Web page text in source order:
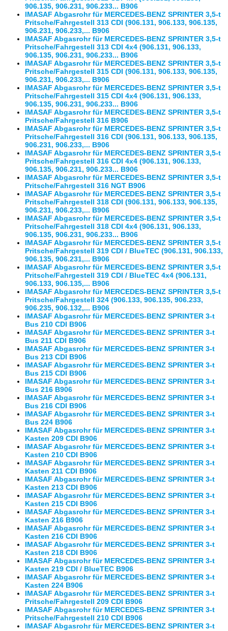
906.135, 906.231, 906.233... B906
IMASAF Abgasrohr für MERCEDES-BENZ SPRINTER 3,5-t
Pritsche/Fahrgestell 313 CDI (906.131, 906.133, 906.135,
906.231, 906.233,... B906
IMASAF Abgasrohr für MERCEDES-BENZ SPRINTER 3,5-t
Pritsche/Fahrgestell 313 CDI 4x4 (906.131, 906.133,
906.135, 906.231, 906.233... B906
IMASAF Abgasrohr für MERCEDES-BENZ SPRINTER 3,5-t
Pritsche/Fahrgestell 315 CDI (906.131, 906.133, 906.135,
906.231, 906.233,... B906
IMASAF Abgasrohr für MERCEDES-BENZ SPRINTER 3,5-t
Pritsche/Fahrgestell 315 CDI 4x4 (906.131, 906.133,
906.135, 906.231, 906.233... B906
IMASAF Abgasrohr für MERCEDES-BENZ SPRINTER 3,5-t
Pritsche/Fahrgestell 316 B906
IMASAF Abgasrohr für MERCEDES-BENZ SPRINTER 3,5-t
Pritsche/Fahrgestell 316 CDI (906.131, 906.133, 906.135,
906.231, 906.233,... B906
IMASAF Abgasrohr für MERCEDES-BENZ SPRINTER 3,5-t
Pritsche/Fahrgestell 316 CDI 4x4 (906.131, 906.133,
906.135, 906.231, 906.233... B906
IMASAF Abgasrohr für MERCEDES-BENZ SPRINTER 3,5-t
Pritsche/Fahrgestell 316 NGT B906
IMASAF Abgasrohr für MERCEDES-BENZ SPRINTER 3,5-t
Pritsche/Fahrgestell 318 CDI (906.131, 906.133, 906.135,
906.231, 906.233,... B906
IMASAF Abgasrohr für MERCEDES-BENZ SPRINTER 3,5-t
Pritsche/Fahrgestell 318 CDI 4x4 (906.131, 906.133,
906.135, 906.231, 906.233... B906
IMASAF Abgasrohr für MERCEDES-BENZ SPRINTER 3,5-t
Pritsche/Fahrgestell 319 CDI / BlueTEC (906.131, 906.133,
906.135, 906.231,... B906
IMASAF Abgasrohr für MERCEDES-BENZ SPRINTER 3,5-t
Pritsche/Fahrgestell 319 CDI / BlueTEC 4x4 (906.131,
906.133, 906.135,... B906
IMASAF Abgasrohr für MERCEDES-BENZ SPRINTER 3,5-t
Pritsche/Fahrgestell 324 (906.133, 906.135, 906.233,
906.235, 906.132,... B906
IMASAF Abgasrohr für MERCEDES-BENZ SPRINTER 3-t
Bus 210 CDI B906
IMASAF Abgasrohr für MERCEDES-BENZ SPRINTER 3-t
Bus 211 CDI B906
IMASAF Abgasrohr für MERCEDES-BENZ SPRINTER 3-t
Bus 213 CDI B906
IMASAF Abgasrohr für MERCEDES-BENZ SPRINTER 3-t
Bus 215 CDI B906
IMASAF Abgasrohr für MERCEDES-BENZ SPRINTER 3-t
Bus 216 B906
IMASAF Abgasrohr für MERCEDES-BENZ SPRINTER 3-t
Bus 216 CDI B906
IMASAF Abgasrohr für MERCEDES-BENZ SPRINTER 3-t
Bus 224 B906
IMASAF Abgasrohr für MERCEDES-BENZ SPRINTER 3-t
Kasten 209 CDI B906
IMASAF Abgasrohr für MERCEDES-BENZ SPRINTER 3-t
Kasten 210 CDI B906
IMASAF Abgasrohr für MERCEDES-BENZ SPRINTER 3-t
Kasten 211 CDI B906
IMASAF Abgasrohr für MERCEDES-BENZ SPRINTER 3-t
Kasten 213 CDI B906
IMASAF Abgasrohr für MERCEDES-BENZ SPRINTER 3-t
Kasten 215 CDI B906
IMASAF Abgasrohr für MERCEDES-BENZ SPRINTER 3-t
Kasten 216 B906
IMASAF Abgasrohr für MERCEDES-BENZ SPRINTER 3-t
Kasten 216 CDI B906
IMASAF Abgasrohr für MERCEDES-BENZ SPRINTER 3-t
Kasten 218 CDI B906
IMASAF Abgasrohr für MERCEDES-BENZ SPRINTER 3-t
Kasten 219 CDI / BlueTEC B906
IMASAF Abgasrohr für MERCEDES-BENZ SPRINTER 3-t
Kasten 224 B906
IMASAF Abgasrohr für MERCEDES-BENZ SPRINTER 3-t
Pritsche/Fahrgestell 209 CDI B906
IMASAF Abgasrohr für MERCEDES-BENZ SPRINTER 3-t
Pritsche/Fahrgestell 210 CDI B906
IMASAF Abgasrohr für MERCEDES-BENZ SPRINTER 3-t